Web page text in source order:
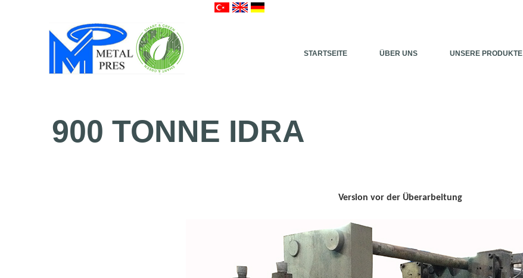
STARTSEITE ÜBER UNS UNSERE PRODUKTE
900 TONNE IDRA
Version vor der Überarbeitung